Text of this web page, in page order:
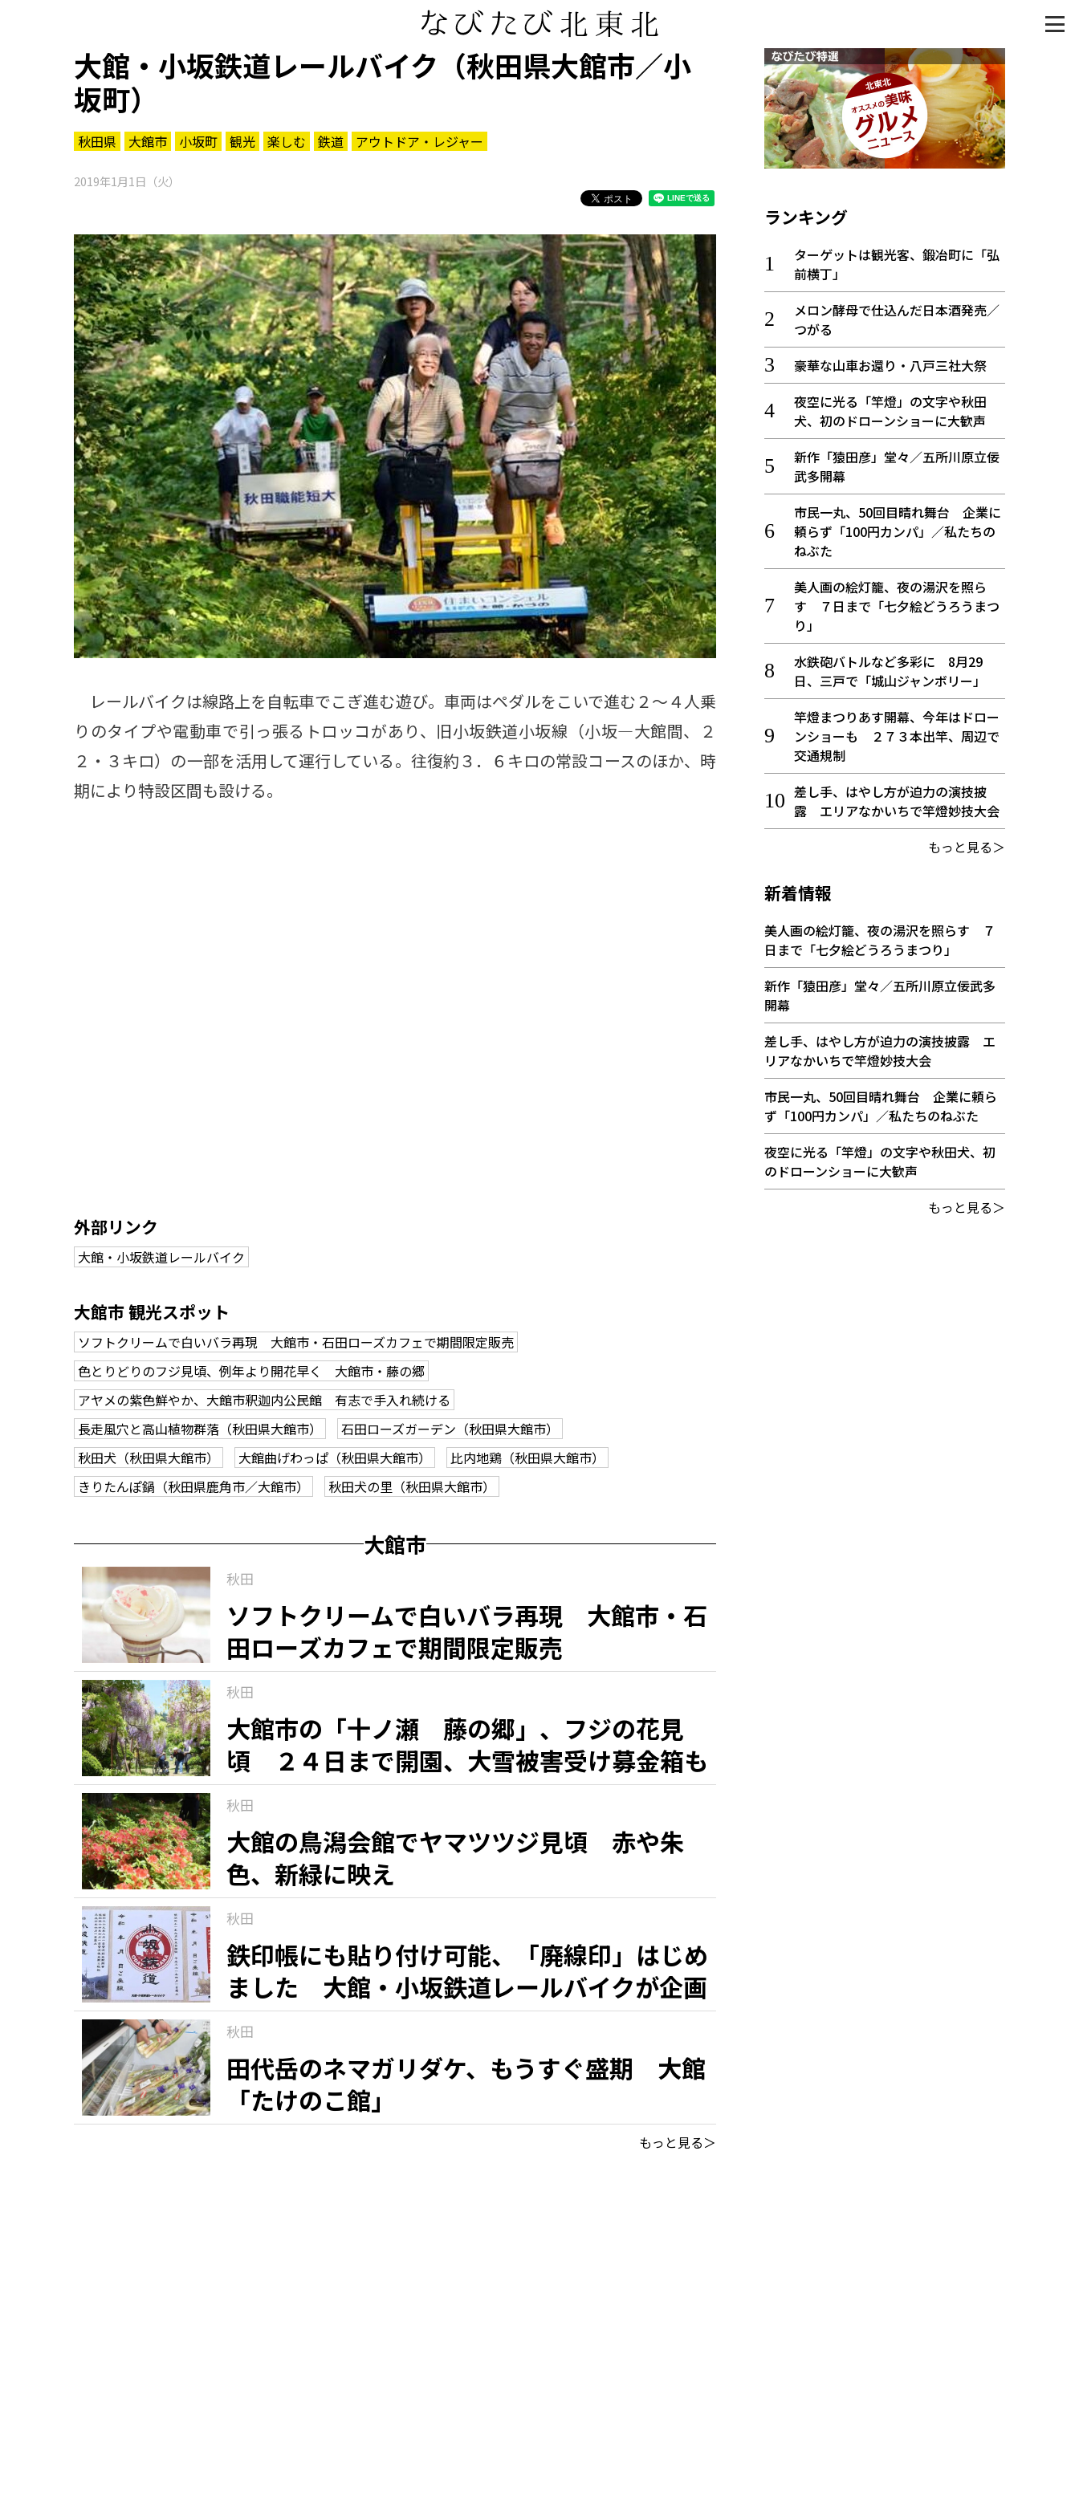
大館・小坂鉄道レールバイク（秋田県大館市／小
坂町）
秋田県 大館市 小坂町 観光 楽しむ 鉄道 アウトドア・レジャー
2019年1月1日（火）
レールバイクは線路上を自転車でこぎ進む遊び。車両はペダルをこいで進む２～４人乗
りのタイプや電動車で引っ張るトロッコがあり、旧小坂鉄道小坂線（小坂―大館間、２
２・３キロ）の一部を活用して運行している。往復約３．６キロの常設コースのほか、時
期により特設区間も設ける。
外部リンク
大館・小坂鉄道レールバイク
大館市 観光スポット
ソフトクリームで白いバラ再現 大館市・石田ローズカフェで期間限定販売
色とりどりのフジ見頃、例年より開花早く 大館市・藤の郷
アヤメの紫色鮮やか、大館市釈迦内公民館 有志で手入れ続ける
長走風穴と高山植物群落（秋田県大館市）
石田ローズガーデン（秋田県大館市）
秋田犬（秋田県大館市）
大館曲げわっぱ（秋田県大館市）
比内地鶏（秋田県大館市）
きりたんぽ鍋（秋田県鹿角市／大館市）
秋田犬の里（秋田県大館市）
大館市
秋田
ソフトクリームで白いバラ再現 大館市・石
田ローズカフェで期間限定販売
秋田
大館市の「十ノ瀬 藤の郷」、フジの花見
頃 ２４日まで開園、大雪被害受け募金箱も
秋田
大館の鳥潟会館でヤマツツジ見頃 赤や朱
色、新緑に映え
秋田
鉄印帳にも貼り付け可能、「廃線印」はじめ
ました 大館・小坂鉄道レールバイクが企画
秋田
田代岳のネマガリダケ、もうすぐ盛期 大館
「たけのこ館」
もっと見る＞
ランキング
ターゲットは観光客、鍛冶町に「弘
前横丁」
メロン酵母で仕込んだ日本酒発売／
つがる
豪華な山車お還り・八戸三社大祭
夜空に光る「竿燈」の文字や秋田
犬、初のドローンショーに大歓声
新作「猿田彦」堂々／五所川原立佞
武多開幕
市民一丸、50回目晴れ舞台 企業に
頼らず「100円カンパ」／私たちの
ねぶた
美人画の絵灯籠、夜の湯沢を照ら
す ７日まで「七夕絵どうろうまつ
り」
水鉄砲バトルなど多彩に 8月29
日、三戸で「城山ジャンボリー」
竿燈まつりあす開幕、今年はドロー
ンショーも ２７３本出竿、周辺で
交通規制
差し手、はやし方が迫力の演技披
露 エリアなかいちで竿燈妙技大会
もっと見る＞
新着情報
美人画の絵灯籠、夜の湯沢を照らす ７
日まで「七夕絵どうろうまつり」
新作「猿田彦」堂々／五所川原立佞武多
開幕
差し手、はやし方が迫力の演技披露 エ
リアなかいちで竿燈妙技大会
市民一丸、50回目晴れ舞台 企業に頼ら
ず「100円カンパ」／私たちのねぶた
夜空に光る「竿燈」の文字や秋田犬、初
のドローンショーに大歓声
もっと見る＞
パワースポット
まつり・イベント
おみやげ・特産
道の駅・産直
アウトドア・レジャー
ご当地グルメ